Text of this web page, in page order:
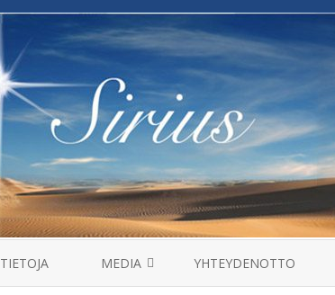
TIETOJA MEDIA YHTEYDENOTTO